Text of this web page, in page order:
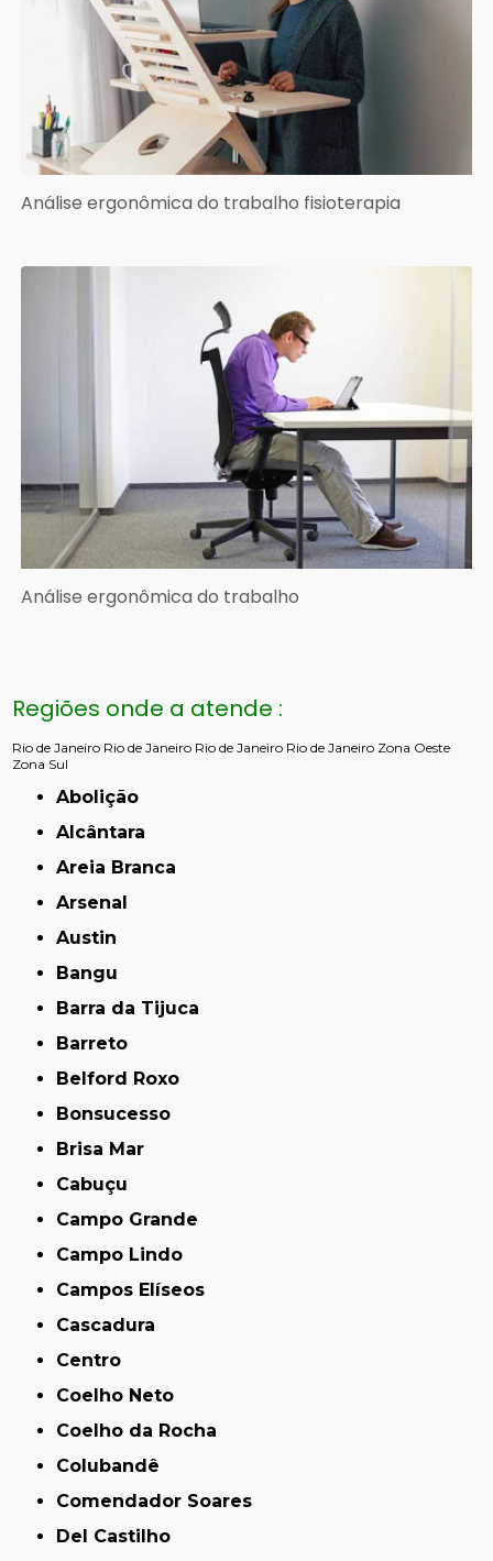
Análise ergonômica do trabalho fisioterapia
Análise ergonômica do trabalho
Regiões onde a atende :
Rio de Janeiro Rio de Janeiro Rio de Janeiro Rio de Janeiro Zona Oeste
Zona Sul
Abolição
Alcântara
Areia Branca
Arsenal
Austin
Bangu
Barra da Tijuca
Barreto
Belford Roxo
Bonsucesso
Brisa Mar
Cabuçu
Campo Grande
Campo Lindo
Campos Elíseos
Cascadura
Centro
Coelho Neto
Coelho da Rocha
Colubandê
Comendador Soares
Del Castilho